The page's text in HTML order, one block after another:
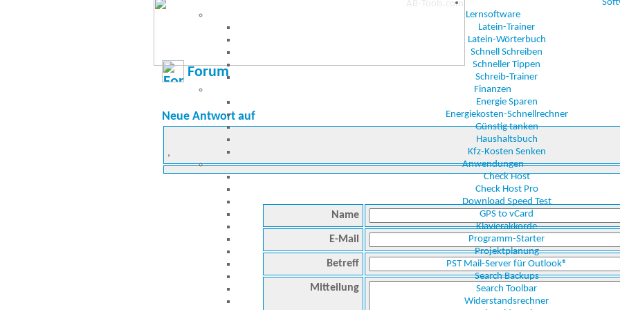
Lernsoftware
Latein-Trainer
Latein-Wörterbuch
Schnell Schreiben
Schneller Tippen
Schreib-Trainer
Finanzen
Energie Sparen
Energiekosten-Schnellrechner
Günstig tanken
Haushaltsbuch
Kfz-Kosten Senken
Anwendungen
Check Host
Check Host Pro
Download Speed Test
GPS to vCard
Klavierakkorde
Programm-Starter
Projektplanung
PST Mail-Server für Outlook®
Search Backups
Search Toolbar
Widerstandsrechner
Forum
Neue Antwort auf
,
Name
E-Mail
Betreff
Mitteilung